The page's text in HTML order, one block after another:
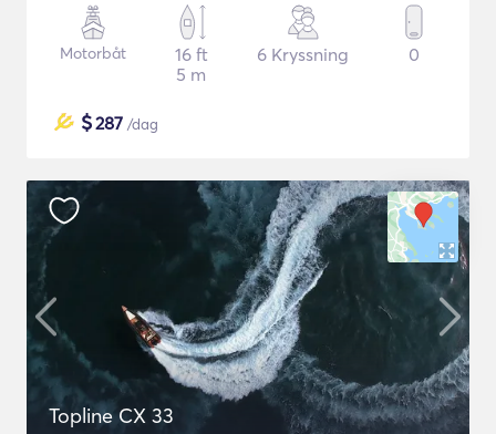
Motorbåt
16 ft
5 m
6 Kryssning 0
$287 /dag
Topline CX 33